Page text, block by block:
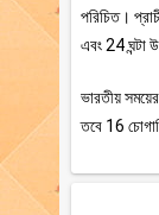
পরিচিত।
এবং 24 ঘন্টা
ভারতীয়
তবে 16